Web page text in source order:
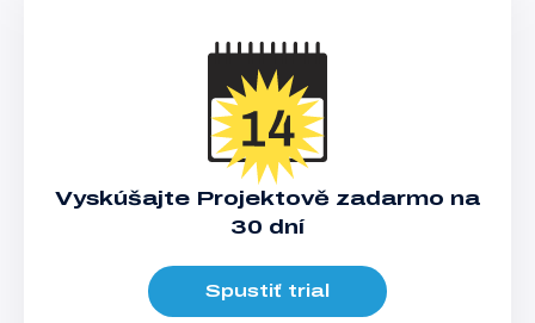
Vyskúšajte Projektově zadarmo na
30 dní
Spustiť trial